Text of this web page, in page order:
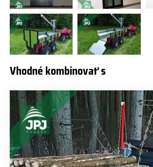
Vhodné kombinovať s